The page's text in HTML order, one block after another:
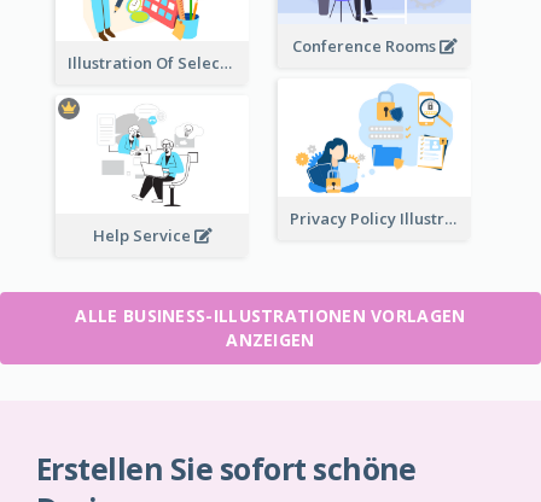
Conference Rooms
Illustration Of Select Date & Time
Privacy Policy Illustration
Help Service
ALLE BUSINESS-ILLUSTRATIONEN VORLAGEN
ANZEIGEN
Erstellen Sie sofort schöne